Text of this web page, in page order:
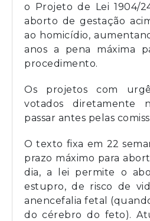
o Projeto de Lei 1904/
aborto de gestação
ao homicídio,
anos a pena máxima
procedimento.
Os projetos com
votados diretamente
passar antes pelas
O texto fixa em 22
prazo máximo para
dia, a lei permite o
estupro, de risco de
anencefalia fetal
do cérebro do feto).